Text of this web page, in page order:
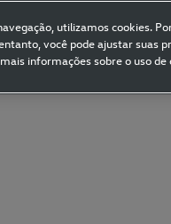
utilizamos cookies.
você pode ajustar suas
informações sobre o uso